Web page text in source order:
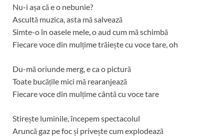
Nu-i așa că e o nebunie?
Ascultă muzica, asta mă salvează
Simte-o în oasele mele, o aud cum mă schimbă
Fiecare voce din mulțime trăiește cu voce tare, oh
Du-mă oriunde merg, e ca o pictură
Toate bucățile mici mă rearanjează
Fiecare voce din mulțime cântă cu voce tare
Stirește luminile, începem spectacolul
Aruncă gaz pe foc și privește cum explodează